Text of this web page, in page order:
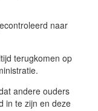
naar
terugkomen op
andere ouders
in te zijn en deze